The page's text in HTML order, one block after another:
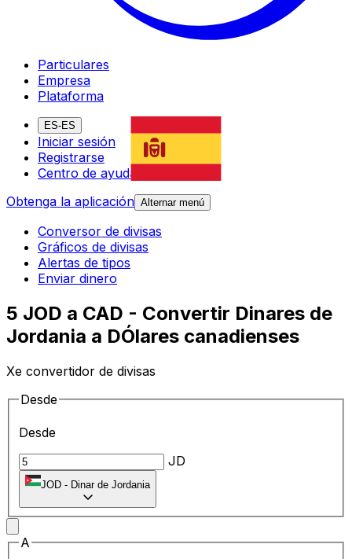
Particulares
Empresa
Plataforma
ES-ES
Iniciar sesión
Registrarse
Centro de ayuda
Obtenga la aplicación Alternar menú
Conversor de divisas
Gráficos de divisas
Alertas de tipos
Enviar dinero
5 JOD a CAD - Convertir Dinares de
Jordania a DÓlares canadienses
Xe convertidor de divisas
Desde
Desde
JD
JOD - Dinar de Jordania
A